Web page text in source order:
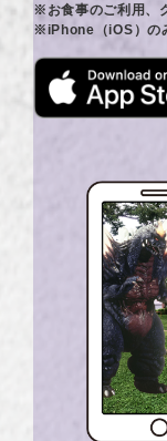
※お食事のご利用、
※iPhone（iOS）の